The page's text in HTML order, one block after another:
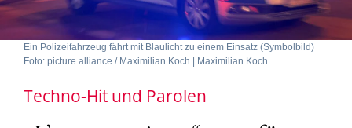
Ein Polizeifahrzeug fährt mit Blaulicht zu einem Einsatz (Symbolbild)
Foto: picture alliance / Maximilian Koch | Maximilian Koch
Techno-Hit und Parolen